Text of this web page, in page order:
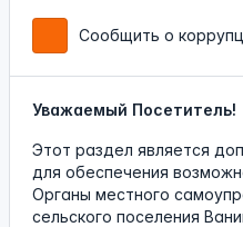
Сообщить о
Уважаемый Посетитель!
Этот раздел является
для обеспечения
Органы местного
сельского поселения